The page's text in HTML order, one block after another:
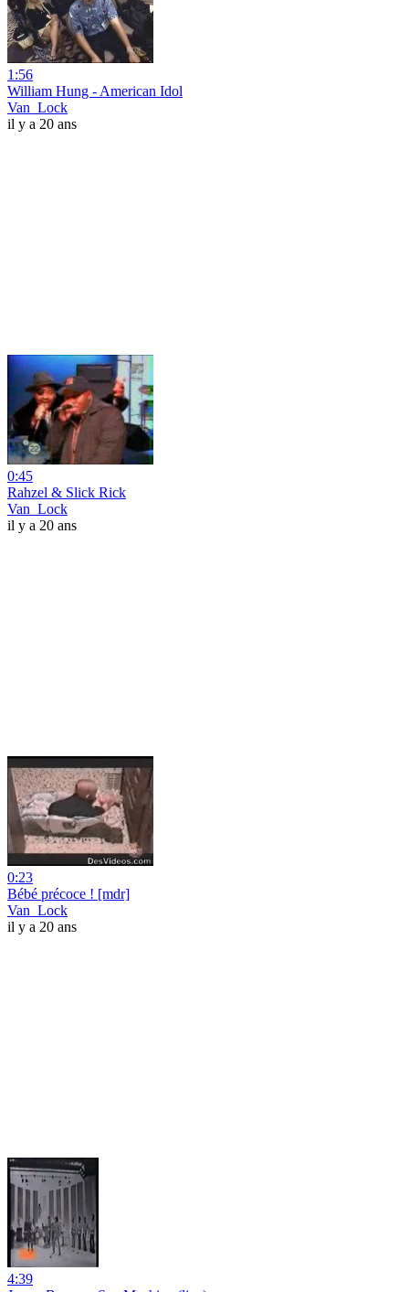
1:56
William Hung - American Idol
Van_Lock
il y a 20 ans
0:45
Rahzel & Slick Rick
Van_Lock
il y a 20 ans
0:23
Bébé précoce ! [mdr]
Van_Lock
il y a 20 ans
4:39